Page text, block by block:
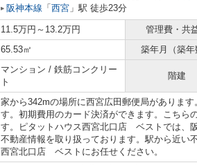
阪神本線 「 西宮 」駅 徒歩23分
11.5万円～13.2万円 管理費・共
65.53㎡ 築年月（築年
マンション / 鉄筋コンクリー
ト
階建
家から342mの場所に西宮広田郵便局がありま
す。初期費用のカード決済ができます。こちら
す。ピタットハウス西宮北口店 ベストでは、
不動産情報を取り扱っております。駅から近い
西宮北口店 ベストにお任せください。